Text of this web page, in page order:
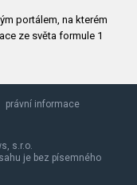
portálem, na kterém
ze světa formule 1
právní informace
s.r.o.
je bez písemného